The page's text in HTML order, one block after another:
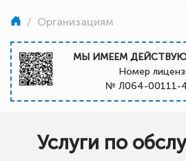
/ Организациям
МЫ ИМЕЕМ
Номер
№ Л064-00111-
Услуги по